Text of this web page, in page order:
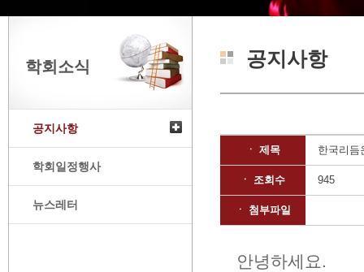
학회소식
공지사항
학회일정행사
뉴스레터
공지사항
ㆍ 제목 한국리듬
ㆍ 조회수 945
ㆍ 첨부파일
안녕하세요.